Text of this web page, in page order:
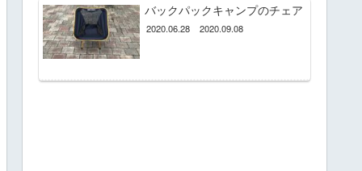
バックパックキャンプのチェア
2020.06.28 2020.09.08